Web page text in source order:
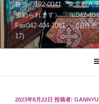
キ
ッ
プ
住所 192-0041 東京都八王
停められます） ℡042-
Fax042-404-2081 (旧住所
17)
投
2023年8月22日 投稿者: